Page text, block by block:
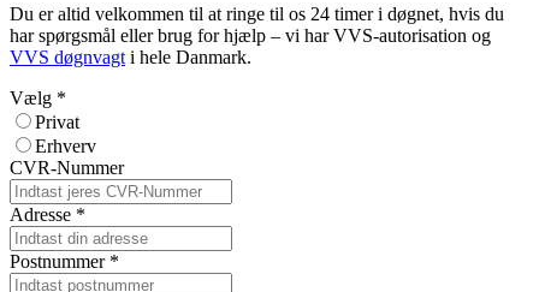
Du er altid velkommen til at ringe til os 24 timer i døgnet, hvis du
har spørgsmål eller brug for hjælp – vi har VVS-autorisation og
VVS døgnvagt i hele Danmark.
Vælg *
Privat
Erhverv
CVR-Nummer
Adresse *
Postnummer *